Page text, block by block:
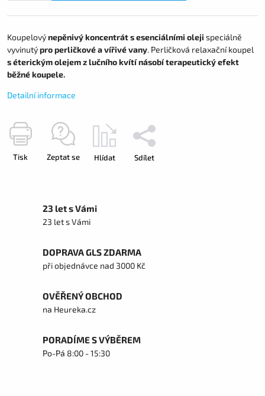
Koupelovýnepěnivý koncentrát s esenciálními oleji speciálně
vyvinutýpro perličkové a vířivé vany. Perličková relaxační koupel
s éterickým olejem z lučního kvítí násobí terapeutický efekt
běžné koupele.
Detailní informace
Tisk Zeptat se Hlídat Sdílet
23 let s Vámi
23 let s Vámi
DOPRAVA GLS ZDARMA
při objednávce nad 3000 Kč
OVĚŘENÝ OBCHOD
na Heureka.cz
PORADÍME S VÝBĚREM
Po-Pá 8:00 - 15:30